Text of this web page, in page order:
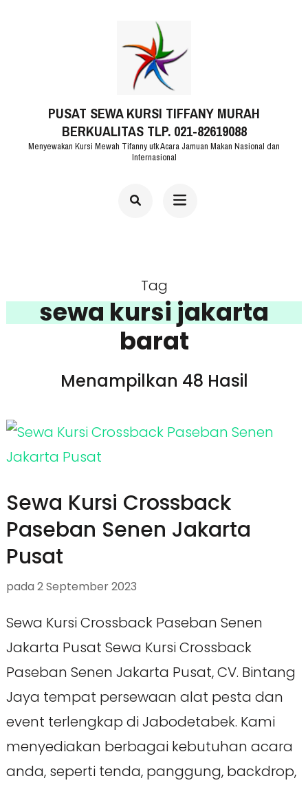
PUSAT SEWA KURSI TIFFANY MURAH
BERKUALITAS TLP. 021-82619088
Menyewakan Kursi Mewah Tifanny utk Acara Jamuan Makan Nasional dan
Internasional
Tag
sewa kursi jakarta
barat
Menampilkan 48 Hasil
Sewa Kursi Crossback
Paseban Senen Jakarta
Pusat
pada 2 September 2023
Sewa Kursi Crossback Paseban Senen
Jakarta Pusat Sewa Kursi Crossback
Paseban Senen Jakarta Pusat, CV. Bintang
Jaya tempat persewaan alat pesta dan
event terlengkap di Jabodetabek. Kami
menyediakan berbagai kebutuhan acara
anda, seperti tenda, panggung, backdrop,